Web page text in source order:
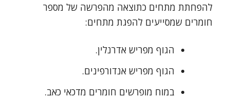
להפחתת מתחים כתוצאה מהפרשה של מספר
חומרים שמסייעים להפגת מתחים:
הגוף מפריש אדרנלין.
הגוף מפריש אנדורפינים.
במוח מופרשים חומרים מדכאי כאב.